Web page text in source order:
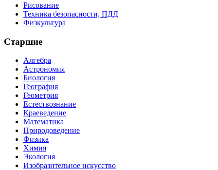
Рисование
Техника безопасности, ПДД
Физкультура
Старшие
Алгебра
Астрономия
Биология
География
Геометрия
Естествознание
Краеведение
Математика
Природоведение
Физика
Химия
Экология
Изобразительное искусство